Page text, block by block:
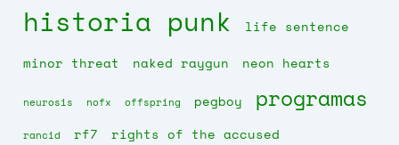
historia punk life sentence
minor threat naked raygun neon hearts
neurosis nofx offspring pegboy programas
rancid rf7
rights of the accused